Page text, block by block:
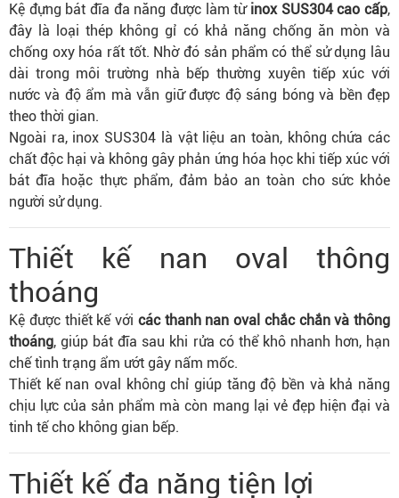
Kệ đựng bát đĩa đa năng được làm từ inox SUS304 cao cấp,
đây là loại thép không gỉ có khả năng chống ăn mòn và
chống oxy hóa rất tốt. Nhờ đó sản phẩm có thể sử dụng lâu
dài trong môi trường nhà bếp thường xuyên tiếp xúc với
nước và độ ẩm mà vẫn giữ được độ sáng bóng và bền đẹp
theo thời gian.
Ngoài ra, inox SUS304 là vật liệu an toàn, không chứa các
chất độc hại và không gây phản ứng hóa học khi tiếp xúc với
bát đĩa hoặc thực phẩm, đảm bảo an toàn cho sức khỏe
người sử dụng.
Thiết kế nan oval thông
thoáng
Kệ được thiết kế với các thanh nan oval chắc chắn và thông
thoáng, giúp bát đĩa sau khi rửa có thể khô nhanh hơn, hạn
chế tình trạng ẩm ướt gây nấm mốc.
Thiết kế nan oval không chỉ giúp tăng độ bền và khả năng
chịu lực của sản phẩm mà còn mang lại vẻ đẹp hiện đại và
tinh tế cho không gian bếp.
Thiết kế đa năng tiện lợi